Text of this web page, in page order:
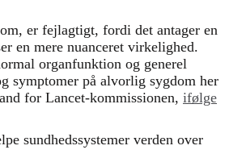
er fejlagtigt, fordi det antager en
en mere nuanceret virkelighed.
organfunktion og generel
symptomer på alvorlig sygdom her
for Lancet-kommissionen, ifølge
sundhedssystemer verden over